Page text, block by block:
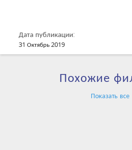
Дата публикации:
31 Октябрь 2019
Похожие
Показать все